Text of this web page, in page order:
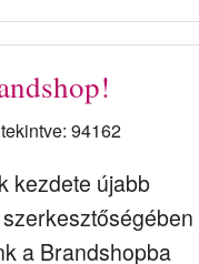
94162
kezdete újabb
a Brandshopba